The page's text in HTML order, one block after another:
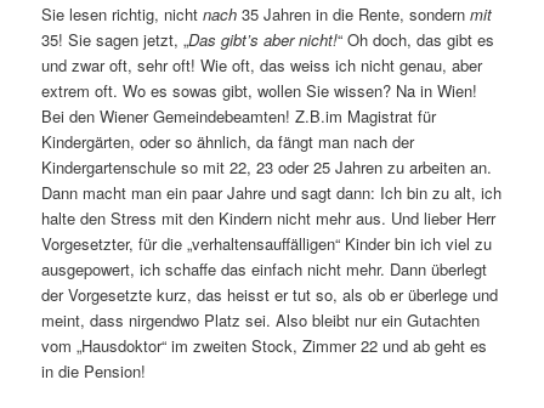
Sie lesen richtig, nichtnach 35 Jahren in die Rente, sondernmit
35! Sie sagen jetzt, „Das gibt’s aber nicht!“ Oh doch, das gibt es
und zwar oft, sehr oft! Wie oft, das weiss ich nicht genau, aber
extrem oft. Wo es sowas gibt, wollen Sie wissen? Na in Wien!
Bei den Wiener Gemeindebeamten! Z.B.im Magistrat für
Kindergärten, oder so ähnlich, da fängt man nach der
Kindergartenschule so mit 22, 23 oder 25 Jahren zu arbeiten an.
Dann macht man ein paar Jahre und sagt dann: Ich bin zu alt, ich
halte den Stress mit den Kindern nicht mehr aus. Und lieber Herr
Vorgesetzter, für die „verhaltensauffälligen“ Kinder bin ich viel zu
ausgepowert, ich schaffe das einfach nicht mehr. Dann überlegt
der Vorgesetzte kurz, das heisst er tut so, als ob er überlege und
meint, dass nirgendwo Platz sei. Also bleibt nur ein Gutachten
vom „Hausdoktor“ im zweiten Stock, Zimmer 22 und ab geht es
in die Pension!